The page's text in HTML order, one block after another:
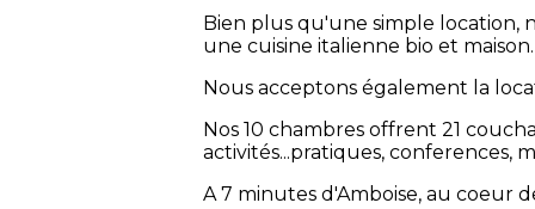
Bien plus qu'une simple location,
une cuisine italienne bio et maison.
Nous acceptons également la
Nos 10 chambres offrent 21
activités...pratiques, conferences,
A 7 minutes d'Amboise, au coeur